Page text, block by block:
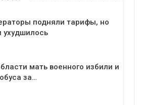
подняли тарифы, но
ухудшилось
мать военного избили и
за…